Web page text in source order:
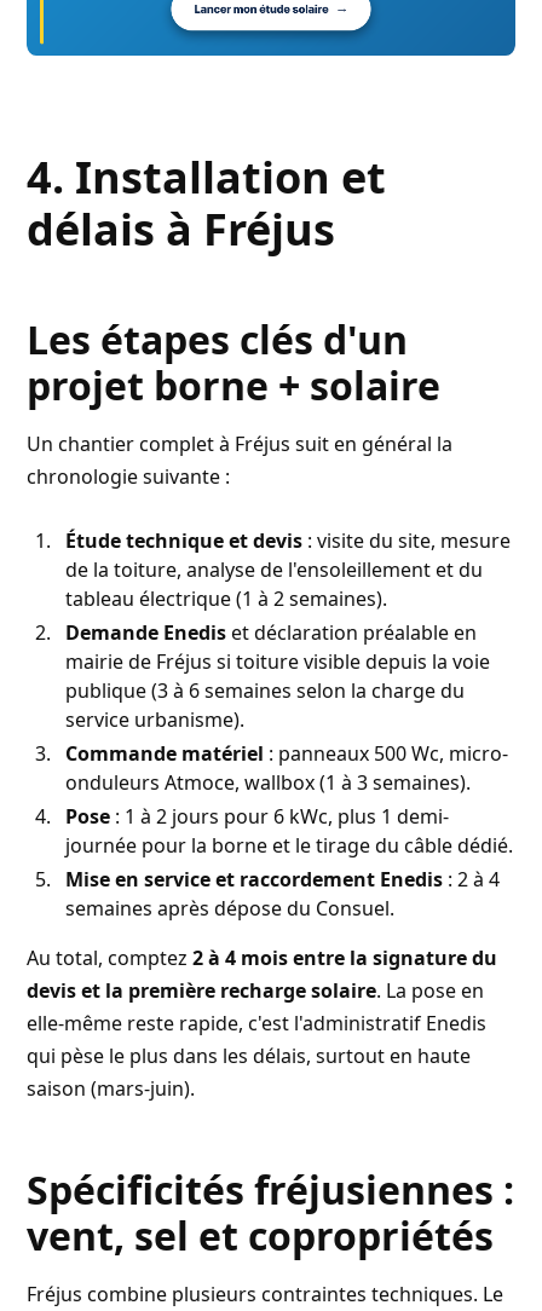
4. Installation et
délais à Fréjus
Les étapes clés d'un
projet borne + solaire
Un chantier complet à Fréjus suit en général la
chronologie suivante :
Étude technique et devis : visite du site, mesure
de la toiture, analyse de l'ensoleillement et du
tableau électrique (1 à 2 semaines).
Demande Enediset déclaration préalable en
mairie de Fréjus si toiture visible depuis la voie
publique (3 à 6 semaines selon la charge du
service urbanisme).
Commande matériel : panneaux 500 Wc, micro-
onduleurs Atmoce, wallbox (1 à 3 semaines).
Pose : 1 à 2 jours pour 6 kWc, plus 1 demi-
journée pour la borne et le tirage du câble dédié.
Mise en service et raccordement Enedis : 2 à 4
semaines après dépose du Consuel.
Au total, comptez2 à 4 mois entre la signature du
devis et la première recharge solaire. La pose en
elle-même reste rapide, c'est l'administratif Enedis
qui pèse le plus dans les délais, surtout en haute
saison (mars-juin).
Spécificités fréjusiennes :
vent, sel et copropriétés
Fréjus combine plusieurs contraintes techniques. Le